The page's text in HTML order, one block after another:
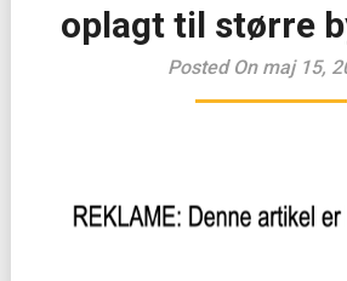
oplagt til større
Posted On maj 15,